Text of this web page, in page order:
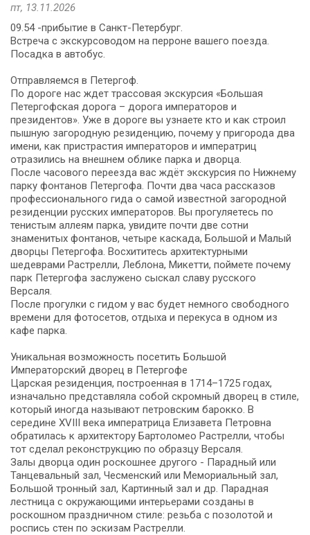
пт, 13.11.2026
09.54 -прибытие в Санкт-Петербург.
Встреча с экскурсоводом на перроне вашего поезда.
Посадка в автобус.
Отправляемся в Петергоф.
По дороге нас ждет трассовая экскурсия «Большая
Петергофская дорога – дорога императоров и
президентов». Уже в дороге вы узнаете кто и как строил
пышную загородную резиденцию, почему у пригорода два
имени, как пристрастия императоров и императриц
отразились на внешнем облике парка и дворца.
После часового переезда вас ждёт экскурсия по Нижнему
парку фонтанов Петергофа. Почти два часа рассказов
профессионального гида о самой известной загородной
резиденции русских императоров. Вы прогуляетесь по
тенистым аллеям парка, увидите почти две сотни
знаменитых фонтанов, четыре каскада, Большой и Малый
дворцы Петергофа. Восхититесь архитектурными
шедеврами Растрелли, Леблона, Микетти, поймете почему
парк Петергофа заслужено сыскал славу русского
Версаля.
После прогулки с гидом у вас будет немного свободного
времени для фотосетов, отдыха и перекуса в одном из
кафе парка.
Уникальная возможность посетить Большой
Императорский дворец в Петергофе
Царская резиденция, построенная в 1714–1725 годах,
изначально представляла собой скромный дворец в стиле,
который иногда называют петровским барокко. В
середине XVIII века императрица Елизавета Петровна
обратилась к архитектору Бартоломео Растрелли, чтобы
тот сделал реконструкцию по образцу Версаля.
Залы дворца один роскошнее другого - Парадный или
Танцевальный зал, Чесменский или Мемориальный зал,
Большой тронный зал, Картинный зал и др. Парадная
лестница с окружающими интерьерами созданы в
роскошном праздничном стиле: резьба с позолотой и
роспись стен по эскизам Растрелли.